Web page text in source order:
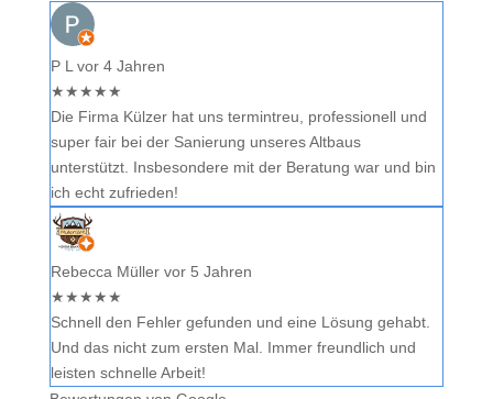
P L vor 4 Jahren
★★★★★
Die Firma Külzer hat uns termintreu, professionell und
super fair bei der Sanierung unseres Altbaus
unterstützt. Insbesondere mit der Beratung war und bin
ich echt zufrieden!
Rebecca Müller vor 5 Jahren
★★★★★
Schnell den Fehler gefunden und eine Lösung gehabt.
Und das nicht zum ersten Mal. Immer freundlich und
leisten schnelle Arbeit!